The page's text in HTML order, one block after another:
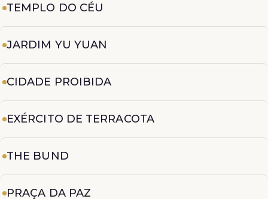
TEMPLO DO CÉU
JARDIM YU YUAN
CIDADE PROIBIDA
EXÉRCITO DE TERRACOTA
THE BUND
PRAÇA DA PAZ